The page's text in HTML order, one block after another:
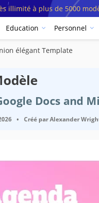
illimité à plus de 5000
Education Personnel
élégant Template
Docs and
• Créé parAlexander